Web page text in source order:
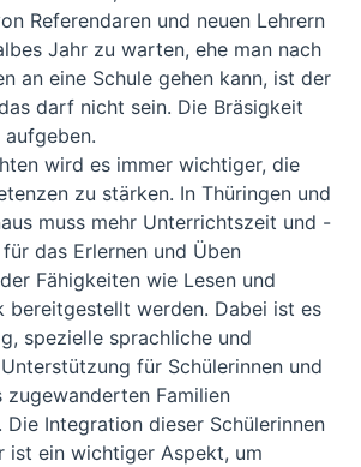
Referendaren und neuen Lehrern
Jahr zu warten, ehe man nach
an eine Schule gehen kann, ist der
darf nicht sein. Die Bräsigkeit
aufgeben.
wird es immer wichtiger, die
zu stärken. In Thüringen und
muss mehr Unterrichtszeit und -
das Erlernen und Üben
Fähigkeiten wie Lesen und
bereitgestellt werden. Dabei ist es
spezielle sprachliche und
für Schülerinnen und
zugewanderten Familien
Die Integration dieser Schülerinnen
ist ein wichtiger Aspekt, um